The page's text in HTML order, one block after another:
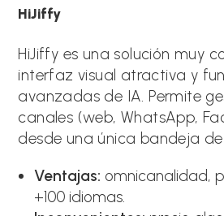
HiJiffy
HiJiffy es una solución muy
interfaz visual atractiva y
avanzadas de IA. Permite
canales (web, WhatsApp,
desde una única bandeja
Ventajas: omnicanalidad,
+100 idiomas.